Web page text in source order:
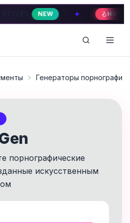
HOT 4 VIDEO
Генераторы порнографии
порнографические
искусственным